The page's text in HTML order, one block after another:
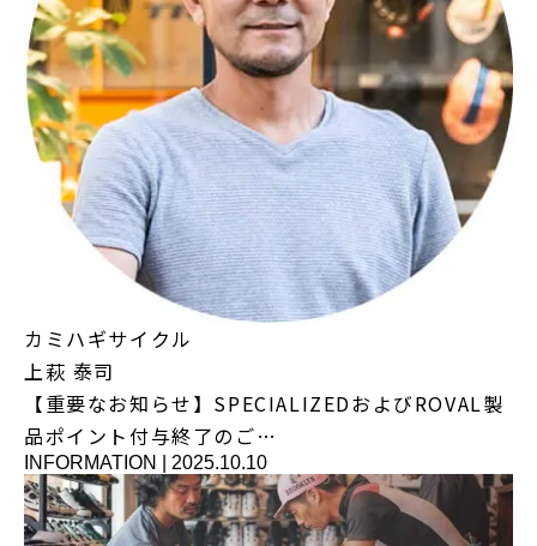
カミハギサイクル
上萩 泰司
【重要なお知らせ】SPECIALIZEDおよびROVAL製
品ポイント付与終了のご…
INFORMATION 2025.10.10